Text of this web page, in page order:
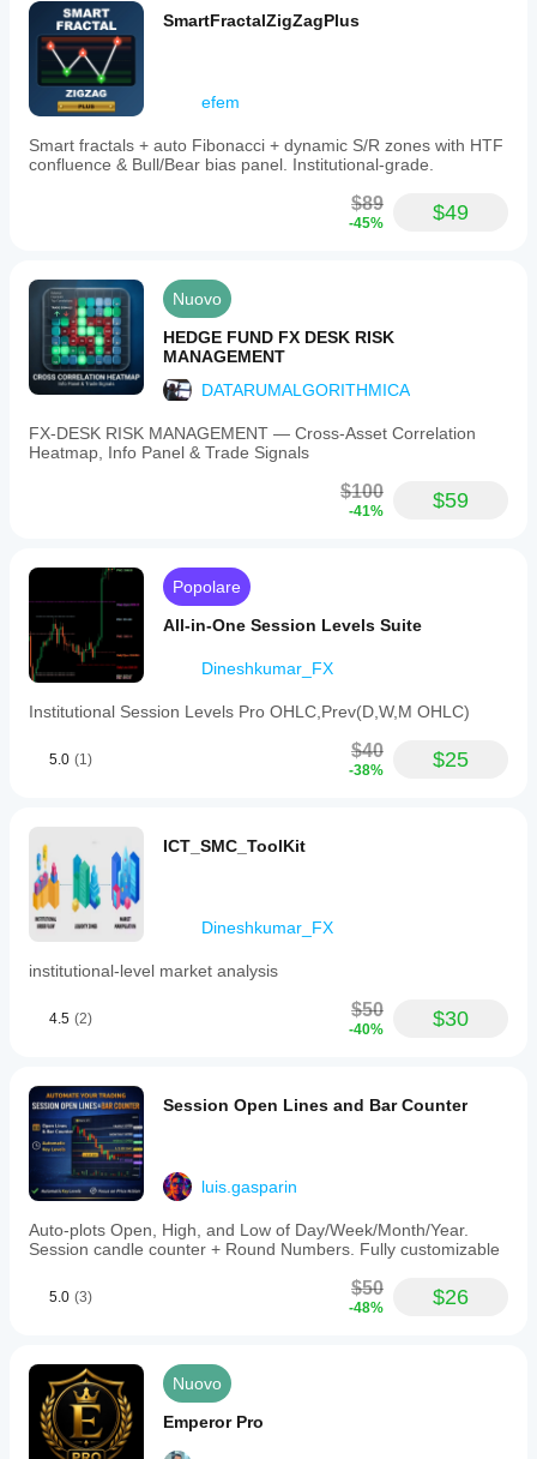
SmartFractalZigZagPlus
efem
Smart fractals + auto Fibonacci + dynamic S/R zones with HTF
confluence & Bull/Bear bias panel. Institutional-grade.
$89
-45% $49
Nuovo
HEDGE FUND FX DESK RISK
MANAGEMENT
DATARUMALGORITHMICA
FX‑DESK RISK MANAGEMENT — Cross‑Asset Correlation
Heatmap, Info Panel & Trade Signals
$100
-41% $59
Popolare
All-in-One Session Levels Suite
Dineshkumar_FX
Institutional Session Levels Pro OHLC,Prev(D,W,M OHLC)
5.0 (1) $40
-38% $25
ICT_SMC_ToolKit
Dineshkumar_FX
institutional-level market analysis
4.5 (2) $50
-40% $30
Session Open Lines and Bar Counter
luis.gasparin
Auto-plots Open, High, and Low of Day/Week/Month/Year.
Session candle counter + Round Numbers. Fully customizable
5.0 (3) $50
-48% $26
Nuovo
Emperor Pro